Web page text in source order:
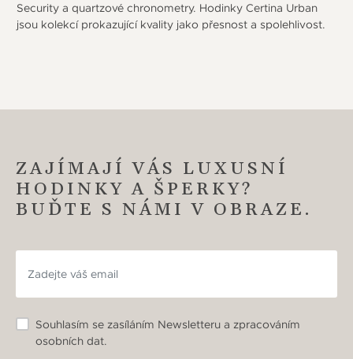
Security a quartzové chronometry. Hodinky Certina Urban
jsou kolekcí prokazující kvality jako přesnost a spolehlivost.
ZAJÍMAJÍ VÁS LUXUSNÍ
HODINKY A ŠPERKY?
BUĎTE S NÁMI V OBRAZE.
Souhlasím se zasíláním Newsletteru a zpracováním
osobních dat.